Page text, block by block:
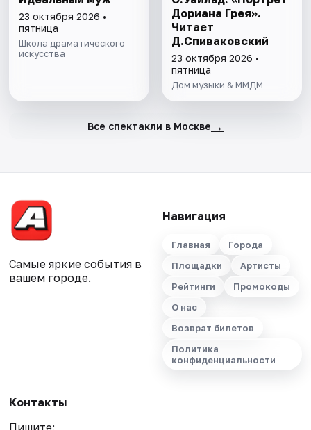
23 октября 2026 •
пятница
Школа драматического
искусства
Дориана Грея».
Читает
Д.Спиваковский
23 октября 2026 •
пятница
Дом музыки & ММДМ
Все спектакли в Москве →
Самые яркие события в
вашем городе.
Навигация
Главная
Города
Площадки
Артисты
Рейтинги
Промокоды
О нас
Возврат билетов
Политика
конфиденциальности
Контакты